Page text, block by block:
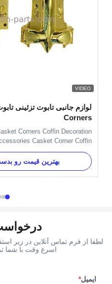
VIDEO
Corners
Corners Coffin Decoration
Casket Corner Coffin
American Model 15# Casket
Coffin Decoration 14kg Casket
Applications: wooden or
and decoration Competitive
بهترین قیمت رو
لطفا از فرم تماس آنلاین در زیر
اسرع وقت با شما
ایمیل*